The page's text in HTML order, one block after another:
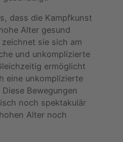
dass die Kampfkunst
Alter gesund
sie sich am
und unkomplizierte
ermöglicht
eine unkomplizierte
Bewegungen
noch spektakulär
Alter noch